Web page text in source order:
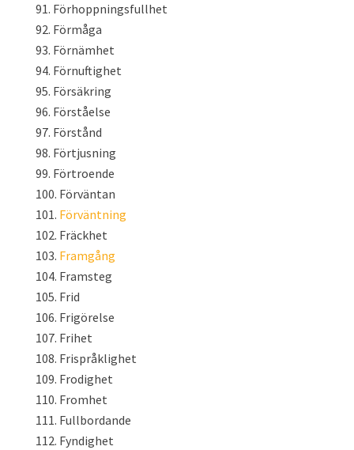
Förhoppningsfullhet
Förmåga
Förnämhet
Förnuftighet
Försäkring
Förståelse
Förstånd
Förtjusning
Förtroende
Förväntan
Förväntning
Fräckhet
Framgång
Framsteg
Frid
Frigörelse
Frihet
Frispråklighet
Frodighet
Fromhet
Fullbordande
Fyndighet